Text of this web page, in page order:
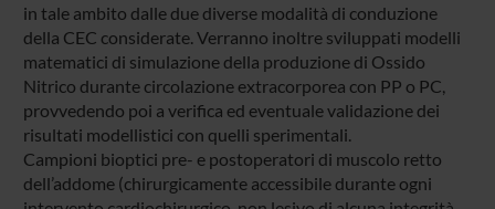
in tale ambito dalle due diverse modalità di conduzione
della CEC considerate. Verranno inoltre sviluppati modelli
matematici di simulazione della produzione di Ossido
Nitrico durante circolazione extracorporea con PP o PC,
provvedendo poi a verifica ed eventuale validazione dei
risultati modellistici con quelli sperimentali.
Campioni bioptici pre- e postoperatori di muscolo retto
dell’addome (chirurgicamente accessibile durante ogni